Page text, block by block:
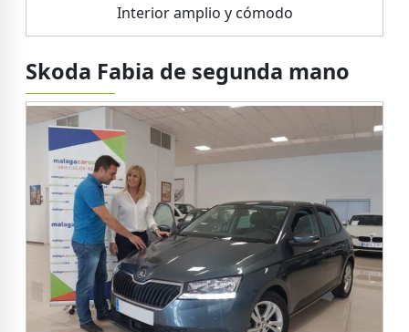
Interior amplio y cómodo
Skoda Fabia de segunda mano